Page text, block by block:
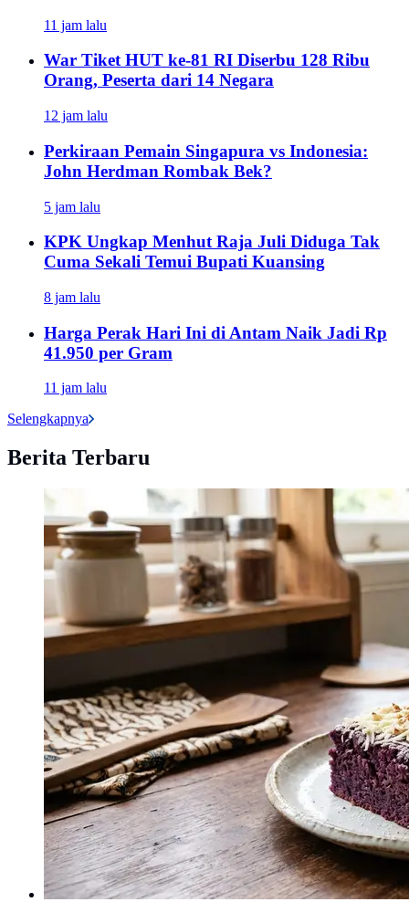
11 jam lalu
War Tiket HUT ke-81 RI Diserbu 128 Ribu
Orang, Peserta dari 14 Negara
12 jam lalu
Perkiraan Pemain Singapura vs Indonesia:
John Herdman Rombak Bek?
5 jam lalu
KPK Ungkap Menhut Raja Juli Diduga Tak
Cuma Sekali Temui Bupati Kuansing
8 jam lalu
Harga Perak Hari Ini di Antam Naik Jadi Rp
41.950 per Gram
11 jam lalu
Selengkapnya
Berita Terbaru